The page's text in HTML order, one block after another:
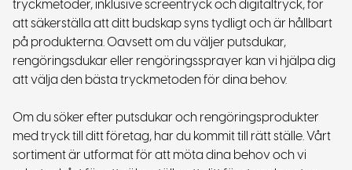
tryckmetoder, inklusive screentryck och digitaltryck, för
att säkerställa att ditt budskap syns tydligt och är hållbart
på produkterna. Oavsett om du väljer putsdukar,
rengöringsdukar eller rengöringssprayer kan vi hjälpa dig
att välja den bästa tryckmetoden för dina behov.
Om du söker efter putsdukar och rengöringsprodukter
med tryck till ditt företag, har du kommit till rätt ställe. Vårt
sortiment är utformat för att möta dina behov och vi